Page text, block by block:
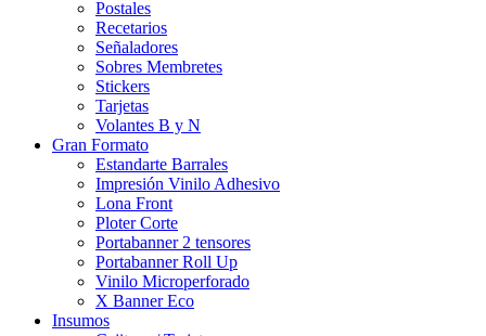
Postales
Recetarios
Señaladores
Sobres Membretes
Stickers
Tarjetas
Volantes B y N
Gran Formato
Estandarte Barrales
Impresión Vinilo Adhesivo
Lona Front
Ploter Corte
Portabanner 2 tensores
Portabanner Roll Up
Vinilo Microperforado
X Banner Eco
Insumos